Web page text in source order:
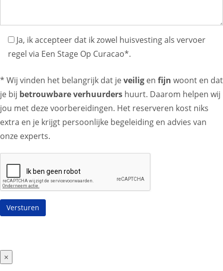
Ja, ik accepteer dat ik zowel huisvesting als vervoer
regel via Een Stage Op Curacao*.
* Wij vinden het belangrijk dat jeveilig en fijn woont en dat
je bij betrouwbare verhuurders huurt. Daarom helpen wij
jou met deze voorbereidingen. Het reserveren kost niks
extra en je krijgt persoonlijke begeleiding en advies van
onze experts.
×